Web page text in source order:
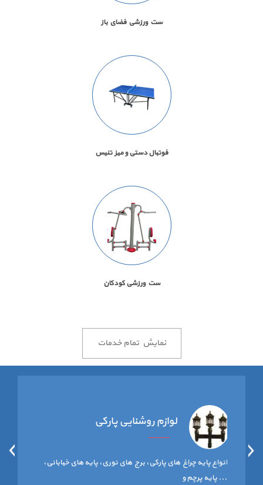
ست ورزشي فضاي باز
فوتبال دستی و ميز تنيس
ست ورزشی كودكان
نمایش تمام خدمات
لوازم روشنایی پارکی
پایه پرچم و ...